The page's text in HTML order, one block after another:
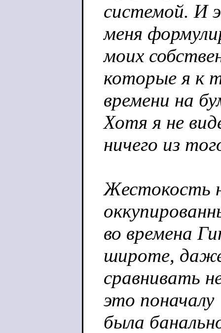
системой. И
меня
моих
которые я к
времени на
Хотя я не
ничего из
Жестокость
во времена
широте,
сравнивать
это поначалу
была